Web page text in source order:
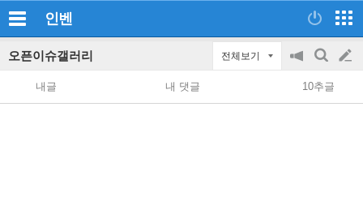
인벤
오픈이슈갤러리 전체보기
공
지
on/off
검
색
글
쓰
내글 내 댓글 10추글